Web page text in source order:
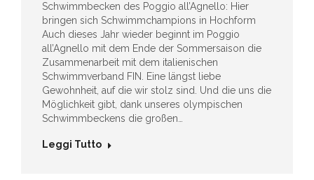
Schwimmbecken des Poggio all’Agnello: Hier
bringen sich Schwimmchampions in Hochform
Auch dieses Jahr wieder beginnt im Poggio
all’Agnello mit dem Ende der Sommersaison die
Zusammenarbeit mit dem italienischen
Schwimmverband FIN. Eine längst liebe
Gewohnheit, auf die wir stolz sind. Und die uns die
Möglichkeit gibt, dank unseres olympischen
Schwimmbeckens die großen…
Leggi Tutto